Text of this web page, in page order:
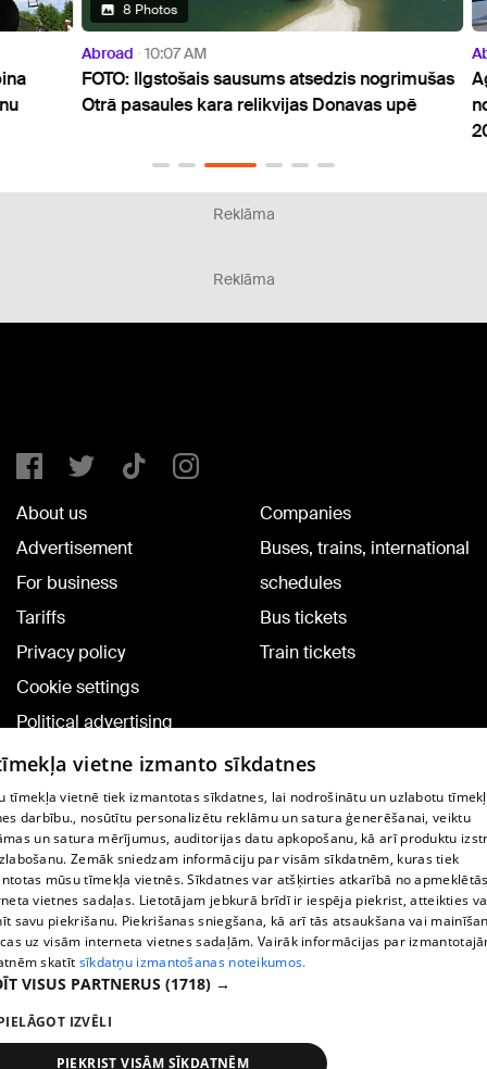
8 Photos
Abroad 10:07 AM
FOTO: Ilgstošais sausums atsedzis nogrimušas
Otrā pasaules kara relikvijas Donavas upē
Reklāma
Reklāma
About us
Advertisement
For business
Tariffs
Privacy policy
Cookie settings
Political advertising
Cookie policy
Commenting terms
Companies
Buses, trains, international
schedules
Bus tickets
Train tickets
TV program
Contract rules
360 Ziņu kontakti
Helio Media
Vortal assistance service: e-mail -
All rights reserved.
vietne izmanto sīkdatnes
tīmekļa vietnē tiek izmantotas sīkdatnes, lai nodrošinātu un uzlabotu
darbību., nosūtītu personalizētu reklāmu un satura ģenerēšanai, veiktu
un satura mērījumus, auditorijas datu apkopošanu, kā arī produktu
Zemāk sniedzam informāciju par visām sīkdatnēm, kuras tiek
mūsu tīmekļa vietnēs. Sīkdatnes var atšķirties atkarībā no
vietnes sadaļas. Lietotājam jebkurā brīdī ir iespēja piekrist, atteikties
savu piekrišanu. Piekrišanas sniegšana, kā arī tās atsaukšana vai
uz visām interneta vietnes sadaļām. Vairāk informācijas par
skatīt sīkdatņu izmantošanas noteikumos.
VISUS PARTNERUS (1718) →
IZVĒLI
PIEKRIST VISĀM SĪKDATNĒM